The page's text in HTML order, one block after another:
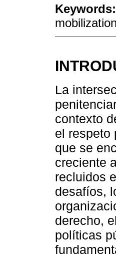
Keywords:
mobilization
La
contexto
el respeto
que se
creciente
recluidos
desafíos,
derecho,
políticas